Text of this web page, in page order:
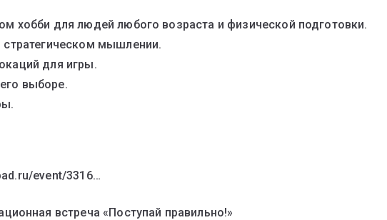
хобби для людей любого возраста и физической подготовки.
стратегическом мышлении.
для игры.
выборе.
event/3316…
встреча «Поступай правильно!»